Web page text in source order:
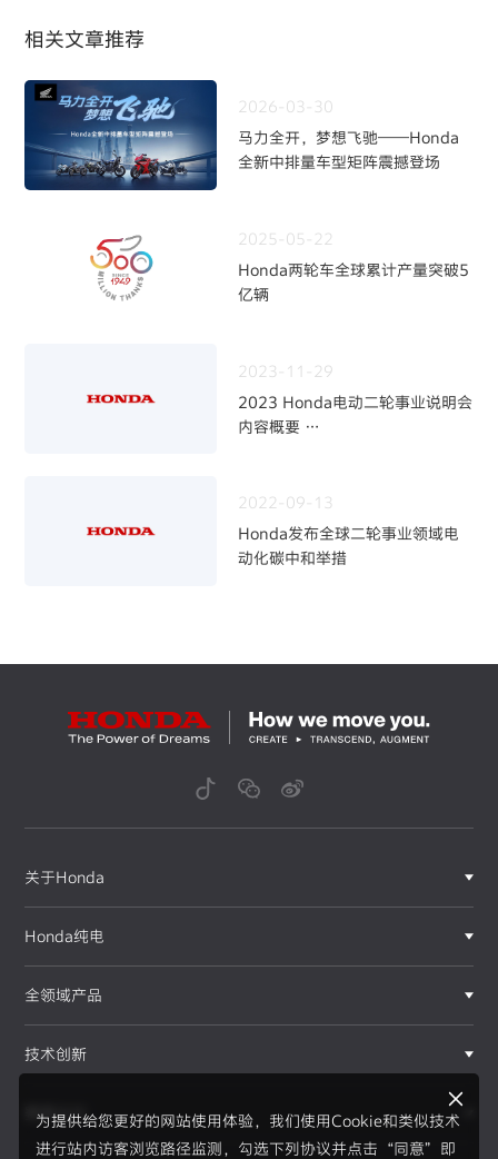
相关文章推荐
2026-03-30
马力全开，梦想飞驰——Honda
全新中排量车型矩阵震撼登场
2025-05-22
Honda两轮车全球累计产量突破5
亿辆
2023-11-29
2023 Honda电动二轮事业说明会
内容概要
2022-09-13
Honda发布全球二轮事业领域电
动化碳中和举措
为提供给您更好的网站使用体验，我们使用Cookie和类似技术
进行站内访客浏览路径监测，勾选下列协议并点击“同意”即
关于Honda
Honda纯电
全领域产品
技术创新
赛事运动